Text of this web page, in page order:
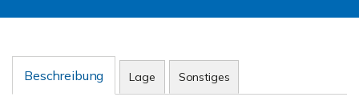
Beschreibung Lage Sonstiges